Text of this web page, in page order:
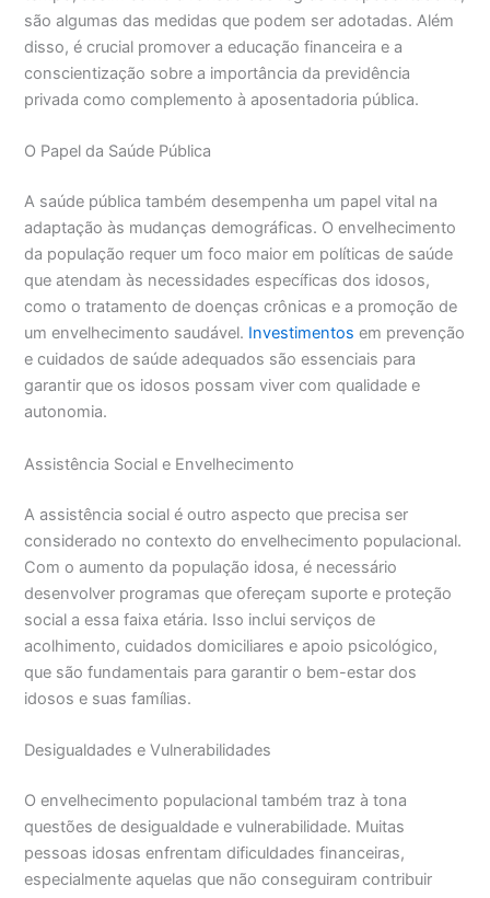
são algumas das medidas que podem ser adotadas. Além
disso, é crucial promover a educação financeira e a
conscientização sobre a importância da previdência
privada como complemento à aposentadoria pública.
O Papel da Saúde Pública
A saúde pública também desempenha um papel vital na
adaptação às mudanças demográficas. O envelhecimento
da população requer um foco maior em políticas de saúde
que atendam às necessidades específicas dos idosos,
como o tratamento de doenças crônicas e a promoção de
um envelhecimento saudável. Investimentos em prevenção
e cuidados de saúde adequados são essenciais para
garantir que os idosos possam viver com qualidade e
autonomia.
Assistência Social e Envelhecimento
A assistência social é outro aspecto que precisa ser
considerado no contexto do envelhecimento populacional.
Com o aumento da população idosa, é necessário
desenvolver programas que ofereçam suporte e proteção
social a essa faixa etária. Isso inclui serviços de
acolhimento, cuidados domiciliares e apoio psicológico,
que são fundamentais para garantir o bem-estar dos
idosos e suas famílias.
Desigualdades e Vulnerabilidades
O envelhecimento populacional também traz à tona
questões de desigualdade e vulnerabilidade. Muitas
pessoas idosas enfrentam dificuldades financeiras,
especialmente aquelas que não conseguiram contribuir